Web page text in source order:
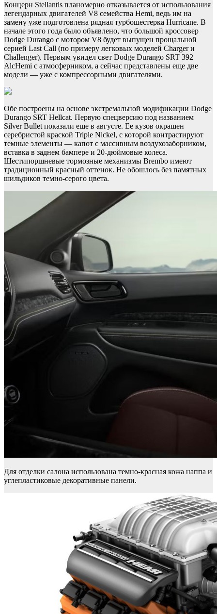
Концерн Stellantis планомерно отказывается от использования
легендарных двигателей V8 семейства Hemi, ведь им на
замену уже подготовлена рядная турбошестерка Hurricane. В
начале этого года было объявлено, что большой кроссовер
Dodge Durango с мотором V8 будет выпущен прощальной
серией Last Call (по примеру легковых моделей Charger и
Challenger). Первым увидел свет Dodge Durango SRT 392
AlcHemi с атмосферником, а сейчас представлены еще две
модели — уже с компрессорными двигателями.
Обе построены на основе экстремальной модификации Dodge
Durango SRT Hellcat. Первую спецверсию под названием
Silver Bullet показали еще в августе. Ее кузов окрашен
серебристой краской Triple Nickel, с которой контрастируют
темные элементы — капот с массивным воздухозаборником,
вставка в заднем бампере и 20-дюймовые колеса.
Шестипоршневые тормозные механизмы Brembo имеют
традиционный красный оттенок. Не обошлось без памятных
шильдиков темно-серого цвета.
Для отделки салона использована темно-красная кожа наппа и
углепластиковые декоративные панели.